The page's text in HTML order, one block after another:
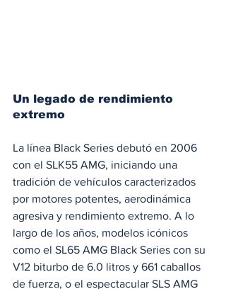
Un legado de rendimiento
extremo
La línea Black Series debutó en 2006
con el SLK55 AMG, iniciando una
tradición de vehículos caracterizados
por motores potentes, aerodinámica
agresiva y rendimiento extremo. A lo
largo de los años, modelos icónicos
como el SL65 AMG Black Series con su
V12 biturbo de 6.0 litros y 661 caballos
de fuerza, o el espectacular SLS AMG